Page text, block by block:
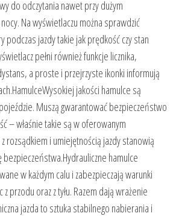
do odczytania nawet przy dużym
Na wyświetlaczu można sprawdzić
podczas jazdy takie jak prędkość czy stan
pełni również funkcje licznika,
a proste i przejrzyste ikonki informują
jakości hamulce są
Muszą gwarantować bezpieczeństwo
– właśnie takie są w oferowanym
rozsądkiem i umiejętnością jazdy stanowią
hamulce
w każdym calu i zabezpieczają warunki
przodu oraz z tyłu. Razem dają wrażenie
jazda to sztuka stabilnego nabierania i